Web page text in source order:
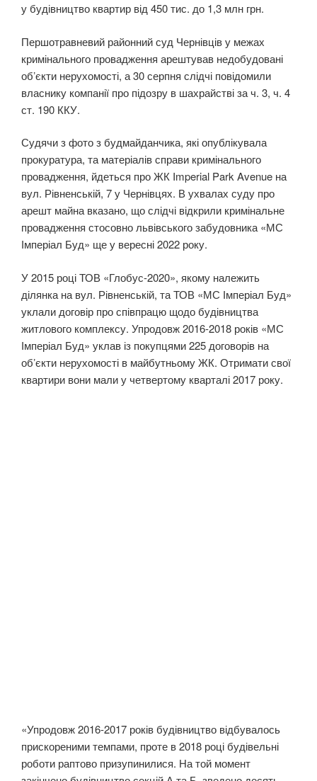
у будівництво квартир від 450 тис. до 1,3 млн грн.
Першотравневий районний суд Чернівців у межах
кримінального провадження арештував недобудовані
обʼєкти нерухомості, а 30 серпня слідчі повідомили
власнику компанії про підозру в шахрайстві за ч. 3, ч. 4
ст. 190 ККУ.
Судячи з фото з будмайданчика, які опублікувала
прокуратура, та матеріалів справи кримінального
провадження, йдеться про ЖК Imperial Park Avenue на
вул. Рівненській, 7 у Чернівцях. В ухвалах суду про
арешт майна вказано, що слідчі відкрили кримінальне
провадження стосовно львівського забудовника «МС
Імперіал Буд» ще у вересні 2022 року.
У 2015 році ТОВ «Глобус-2020», якому належить
ділянка на вул. Рівненській, та ТОВ «МС Імперіал Буд»
уклали договір про співпрацю щодо будівництва
житлового комплексу. Упродовж 2016-2018 років «МС
Імперіал Буд» уклав із покупцями 225 договорів на
обʼєкти нерухомості в майбутньому ЖК. Отримати свої
квартири вони мали у четвертому кварталі 2017 року.
«Упродовж 2016-2017 років будівництво відбувалось
прискореними темпами, проте в 2018 році будівельні
роботи раптово призупинилися. На той момент